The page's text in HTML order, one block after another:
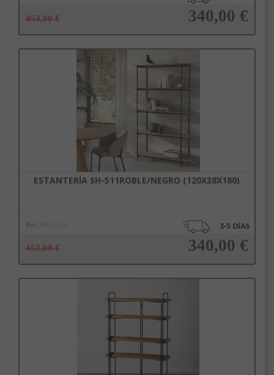
453,00 € 340,00 €
Añadir a la cesta
ESTANTERÍA SH-511ROBLE/NEGRO (120X38X180)
Ref. SH-511-r
453,00 € 340,00 €
Añadir a la cesta